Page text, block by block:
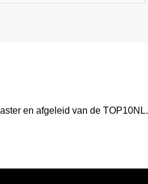
en afgeleid van de TOP10NL.